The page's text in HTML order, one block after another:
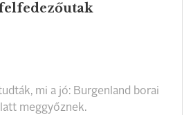
mi a jó: Burgenland borai
meggyőznek.